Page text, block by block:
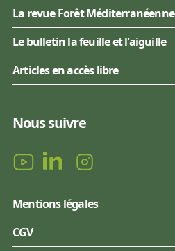
La revue Forêt Méditerranéenne
Le bulletin la feuille et l'aiguille
Articles en accès libre
Nous suivre
Mentions légales
CGV